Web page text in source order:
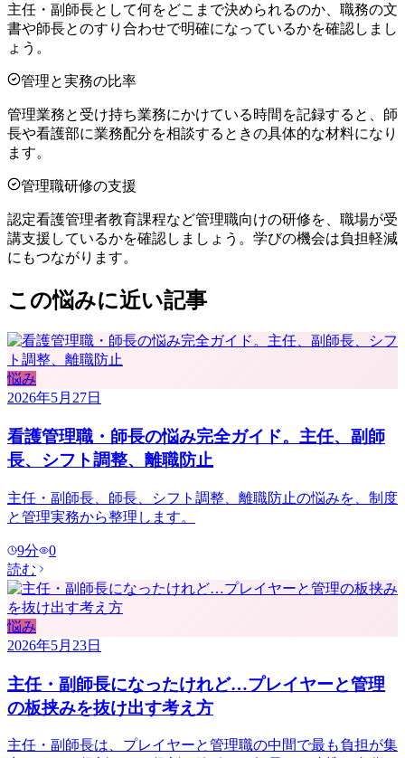
主任・副師長として何をどこまで決められるのか、職務の文
書や師長とのすり合わせで明確になっているかを確認しまし
ょう。
管理と実務の比率
管理業務と受け持ち業務にかけている時間を記録すると、師
長や看護部に業務配分を相談するときの具体的な材料になり
ます。
管理職研修の支援
認定看護管理者教育課程など管理職向けの研修を、職場が受
講支援しているかを確認しましょう。学びの機会は負担軽減
にもつながります。
この悩みに近い記事
悩み
2026年5月27日
看護管理職・師長の悩み完全ガイド。主任、副師
長、シフト調整、離職防止
主任・副師長、師長、シフト調整、離職防止の悩みを、制度
と管理実務から整理します。
9分
0
読む
悩み
2026年5月23日
主任・副師長になったけれど…プレイヤーと管理
の板挟みを抜け出す考え方
主任・副師長は、プレイヤーと管理職の中間で最も負担が集